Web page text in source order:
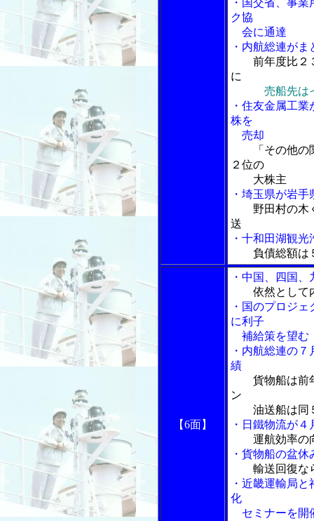
・国交省、事
ク協
会に通達
・内航総連が
前年度比２
に
売船先は
・住友金属工
株を
売却
「その他の
２位の
大株主
・埼玉県が岩
野田村の木
送
・十和田湖観
負債総額は
【6面】
・中国、四国
依然として
・国のプロジ
に利子
補給策を望む
・内航総連の
績
貨物船は前
ン
油送船は同５
・日鐵物流が
運航効率の
・貨物船の盆
輸送回復な
・近畿運輸局
化
セミナーを開